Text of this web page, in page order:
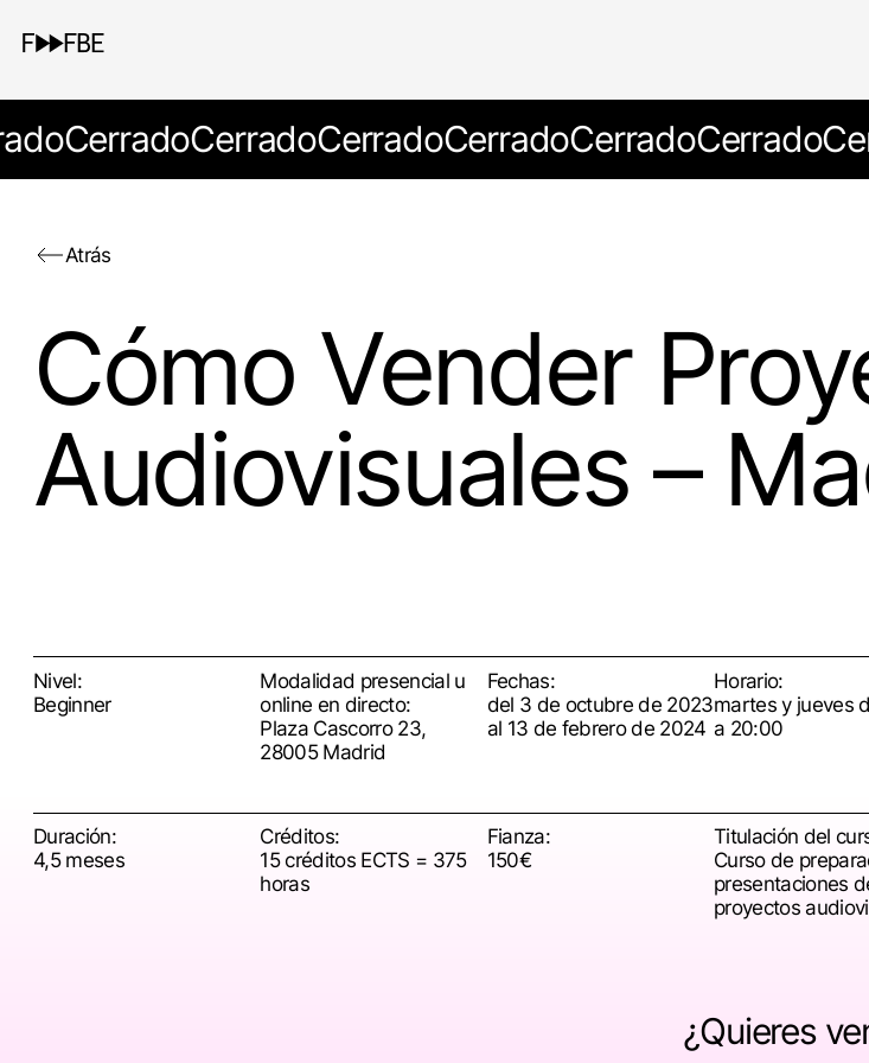
CerradoCerradoCerradoCerradoCerradoCerrado
Atrás
Cómo Vender
Audiovisuales –
Nivel:
Beginner
Modalidad presencial u
online en directo:
Plaza Cascorro 23,
28005 Madrid
Fechas:
del 3 de octubre de 2023
al 13 de febrero de 2024
Horario:
martes y jueves
a 20:00
Duración:
4,5 meses
Créditos:
15 créditos ECTS = 375
horas
Fianza:
150€
Titulación del
Curso de
presentaciones
proyectos
¿Quieres